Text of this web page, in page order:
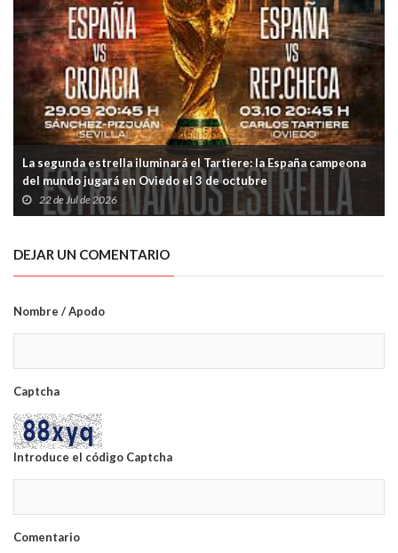
La segunda estrella iluminará el Tartiere: la España campeona
del mundo jugará en Oviedo el 3 de octubre
22 de Jul de 2026
DEJAR UN COMENTARIO
Nombre / Apodo
Captcha
Introduce el código Captcha
Comentario